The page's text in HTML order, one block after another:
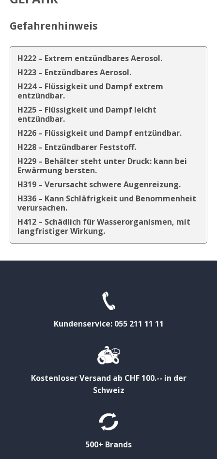
Gefahrenhinweis
H222 – Extrem entzündbares Aerosol.
H223 – Entzündbares Aerosol.
H224 – Flüssigkeit und Dampf extrem
entzündbar.
H225 – Flüssigkeit und Dampf leicht
entzündbar.
H226 – Flüssigkeit und Dampf entzündbar.
H228 – Entzündbarer Feststoff.
H229 – Behälter steht unter Druck: kann bei
Erwärmung bersten.
H319 – Verursacht schwere Augenreizung.
H336 – Kann Schläfrigkeit und Benommenheit
verursachen.
H412 – Schädlich für Wasserorganismen, mit
langfristiger Wirkung.
Kundenservice: 055 211 11 11
Kostenloser Versand ab CHF 100.-- in der
Schweiz
500+ Brands